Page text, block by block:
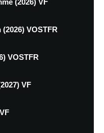
(2026) VF
VOSTFR
VOSTFR
VF